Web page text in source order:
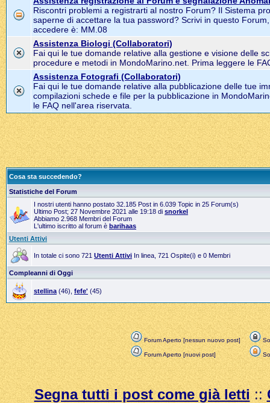
Riscontri problemi a registrarti al nostro Forum? Il Sistema
saperne di accettare la tua password? Scrivi in questo
accedere è: MM.08
Assistenza Biologi (Collaboratori)
Fai qui le tue domande relative alla gestione e visione delle
procedure e metodi in MondoMarino.net. Prima leggere le
Assistenza Fotografi (Collaboratori)
Fai qui le tue domande relative alla pubblicazione delle tue
compilazioni schede e file per la pubblicazione in
le FAQ nell'area riservata.
Cosa sta succedendo?
Statistiche del Forum
I nostri utenti hanno postato 32.185 Post in 6.039 Topic in 25 Forum(s)
Ultimo Post; 27 Novembre 2021 alle 19:18 di snorkel
Abbiamo 2.968 Membri del Forum
L'ultimo iscritto al forum è barihaas
Utenti Attivi
In totale ci sono 721 Utenti Attivi In linea, 721 Ospite(i) e 0 Membri
Compleanni di Oggi
stellina (46), fefe' (45)
Forum Aperto [nessun nuovo post]
Forum Aperto [nuovi post]
Segna tutti i post come già letti::